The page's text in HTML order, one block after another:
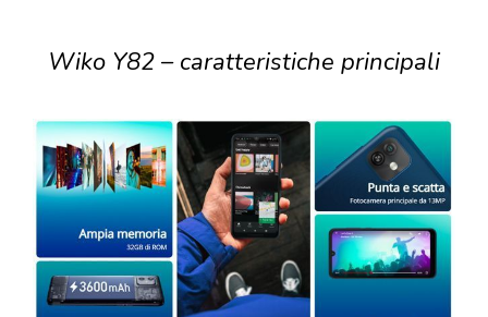
Wiko Y82 – caratteristiche principali